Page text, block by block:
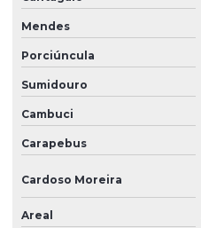
Perfil de silicone para vedação
Perfis de silicone
Produtos de borracha sob medida
Soluções em borracha industrial
Vedação borracha nitrílica
Venda de anel oring
Venda de anel de vedação
Mendes
Porciúncula
Sumidouro
Cambuci
Carapebus
Cardoso Moreira
Areal